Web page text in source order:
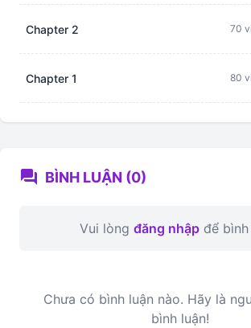
Chapter 2 70
Chapter 1 80
forum BÌNH LUẬN (0)
Vui lòng đăng nhập để bình
Chưa có bình luận nào. Hãy là
bình luận!